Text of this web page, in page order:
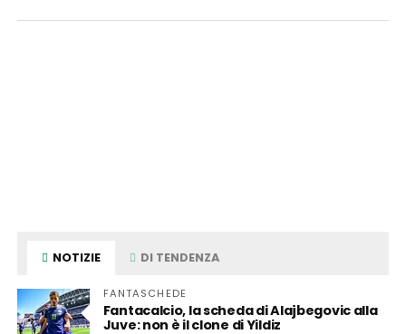
NOTIZIE DI TENDENZA
FANTASCHEDE
Fantacalcio, la scheda di Alajbegovic alla
Juve: non è il clone di Yildiz